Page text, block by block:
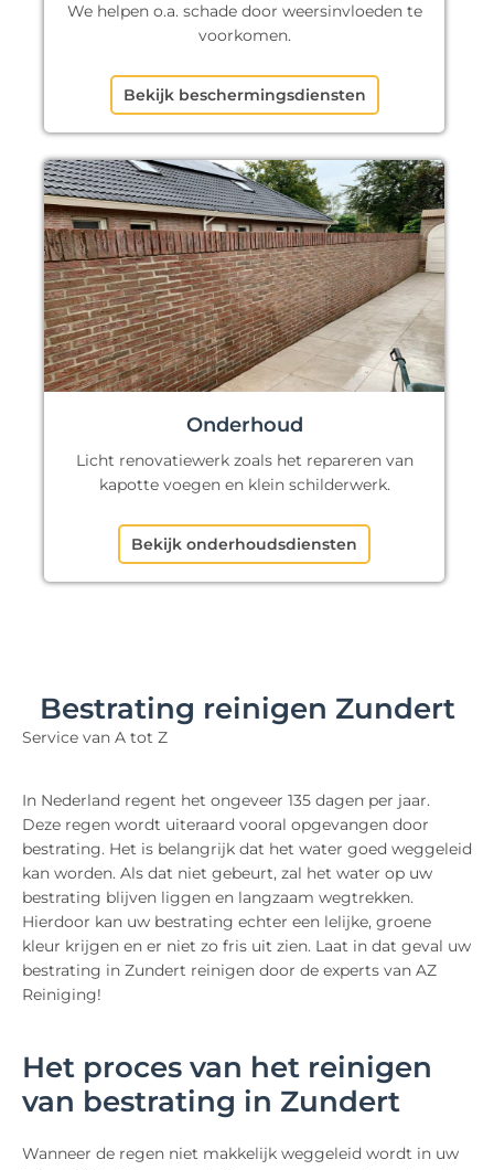
We helpen o.a. schade door weersinvloeden te
voorkomen.
Bekijk beschermingsdiensten
Onderhoud
Licht renovatiewerk zoals het repareren van
kapotte voegen en klein schilderwerk.
Bekijk onderhoudsdiensten
Bestrating reinigen Zundert
Service van A tot Z
In Nederland regent het ongeveer 135 dagen per jaar.
Deze regen wordt uiteraard vooral opgevangen door
bestrating. Het is belangrijk dat het water goed weggeleid
kan worden. Als dat niet gebeurt, zal het water op uw
bestrating blijven liggen en langzaam wegtrekken.
Hierdoor kan uw bestrating echter een lelijke, groene
kleur krijgen en er niet zo fris uit zien. Laat in dat geval uw
bestrating in Zundert reinigen door de experts van AZ
Reiniging!
Het proces van het reinigen
van bestrating in Zundert
Wanneer de regen niet makkelijk weggeleid wordt in uw